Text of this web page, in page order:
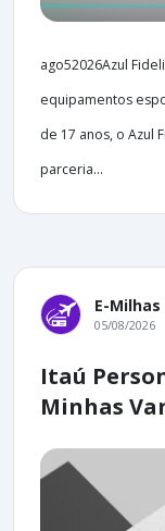
ago52026Azul
equipamentos
de 17 anos, o Azul
parceria...
E-Milhas
05/08/2026
Itaú
Minhas